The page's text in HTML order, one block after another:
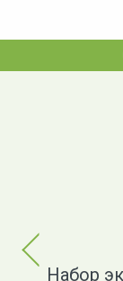
Previous
Набор